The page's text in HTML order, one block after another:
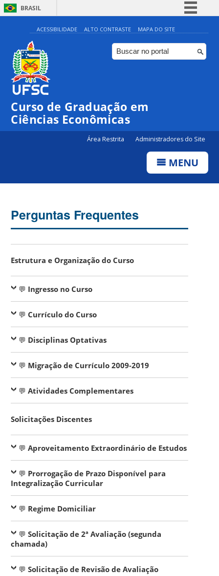
BRASIL
Simplifique!
Comunica BR
Participe
Canais
ACESSIBILIDADE ALTO CONTRASTE MAPA DO SITE
Curso de Graduação em
Ciências Econômicas
Área Restrita Administradores do Site
MENU
Perguntas Frequentes
Estrutura e Organização do Curso
💬 Ingresso no Curso
💬 Currículo do Curso
💬 Disciplinas Optativas
💬 Migração de Currículo 2009-2019
💬Atividades Complementares
Solicitações Discentes
💬Aproveitamento Extraordinário de Estudos
💬 Prorrogação de Prazo Disponível para
Integralização Curricular
💬 Regime Domiciliar
💬Solicitação de 2ª Avaliação (segunda
chamada)
💬Solicitação de Revisão de Avaliação